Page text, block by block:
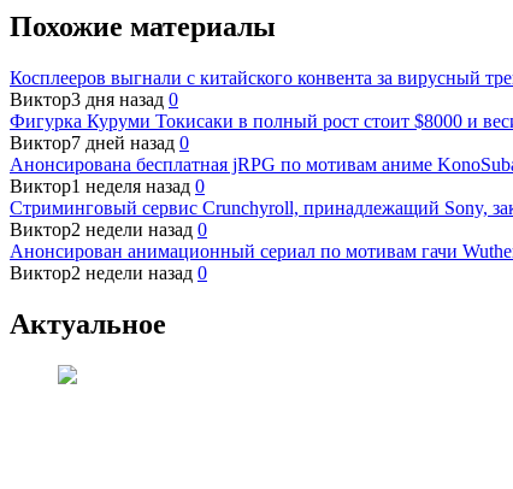
Похожие материалы
Косплееров выгнали с китайского конвента за вирусный
Виктор3 дня назад 0
Фигурка Куруми Токисаки в полный рост стоит $8000 и
Виктор7 дней назад 0
Анонсирована бесплатная jRPG по мотивам аниме
Виктор1 неделя назад 0
Стриминговый сервис Crunchyroll, принадлежащий Sony,
Виктор2 недели назад 0
Анонсирован анимационный сериал по мотивам гачи
Виктор2 недели назад 0
Актуальное